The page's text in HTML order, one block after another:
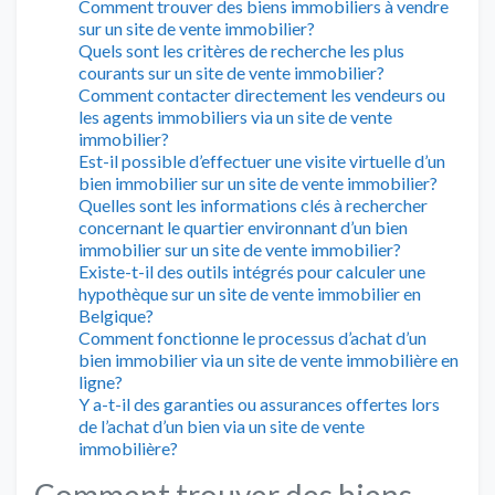
Comment trouver des biens immobiliers à vendre
sur un site de vente immobilier?
Quels sont les critères de recherche les plus
courants sur un site de vente immobilier?
Comment contacter directement les vendeurs ou
les agents immobiliers via un site de vente
immobilier?
Est-il possible d’effectuer une visite virtuelle d’un
bien immobilier sur un site de vente immobilier?
Quelles sont les informations clés à rechercher
concernant le quartier environnant d’un bien
immobilier sur un site de vente immobilier?
Existe-t-il des outils intégrés pour calculer une
hypothèque sur un site de vente immobilier en
Belgique?
Comment fonctionne le processus d’achat d’un
bien immobilier via un site de vente immobilière en
ligne?
Y a-t-il des garanties ou assurances offertes lors
de l’achat d’un bien via un site de vente
immobilière?